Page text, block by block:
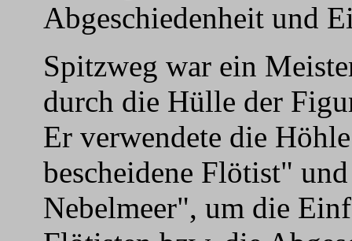
Abgeschiedenheit und
Spitzweg war ein
durch die Hülle der
Er verwendete die
bescheidene Flötist"
Nebelmeer", um die